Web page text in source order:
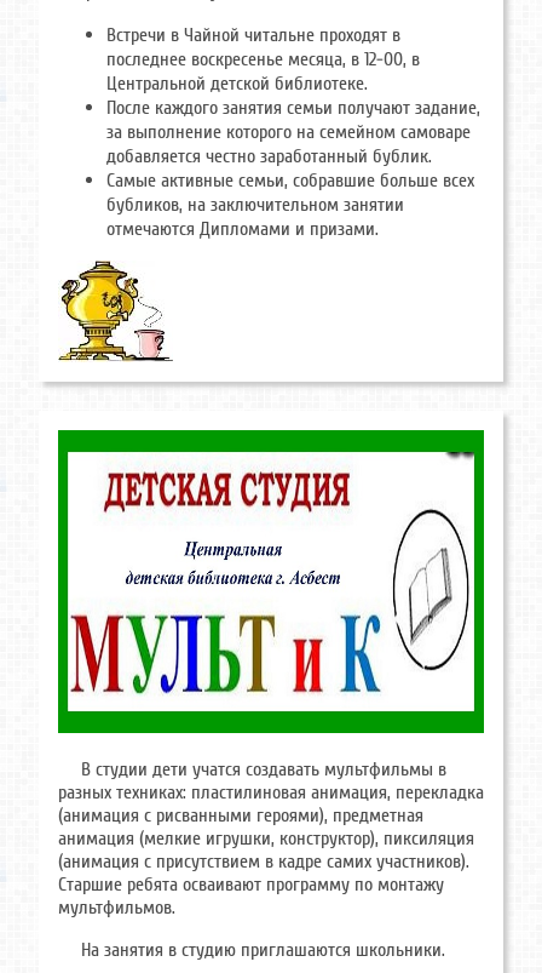
Встречи в Чайной читальне проходят в
последнее воскресенье месяца, в 12-00, в
Центральной детской библиотеке.
После каждого занятия семьи получают задание,
за выполнение которого на семейном самоваре
добавляется честно заработанный бублик.
Самые активные семьи, собравшие больше всех
бубликов, на заключительном занятии
отмечаются Дипломами и призами.
В студии дети учатся создавать мультфильмы в
разных техниках: пластилиновая анимация, перекладка
(анимация с рисванными героями), предметная
анимация (мелкие игрушки, конструктор), пиксиляция
(анимация с присутствием в кадре самих участников).
Старшие ребята осваивают программу по монтажу
мультфильмов.
На занятия в студию приглашаются школьники.